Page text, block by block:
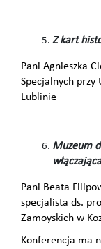
Z kart
Pani Agnieszka
Specjalnych przy
Lublinie
Muzeum
Pani Beata
specjalista ds.
Zamoyskich w
Konferencja ma